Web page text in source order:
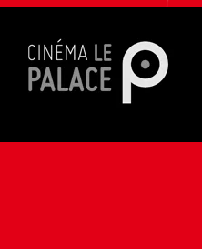
les
articles
entre
les
articles